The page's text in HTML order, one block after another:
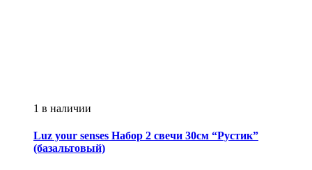
1 в наличии
Luz your senses Набор 2 свечи 30см “Рустик”
(базальтовый)